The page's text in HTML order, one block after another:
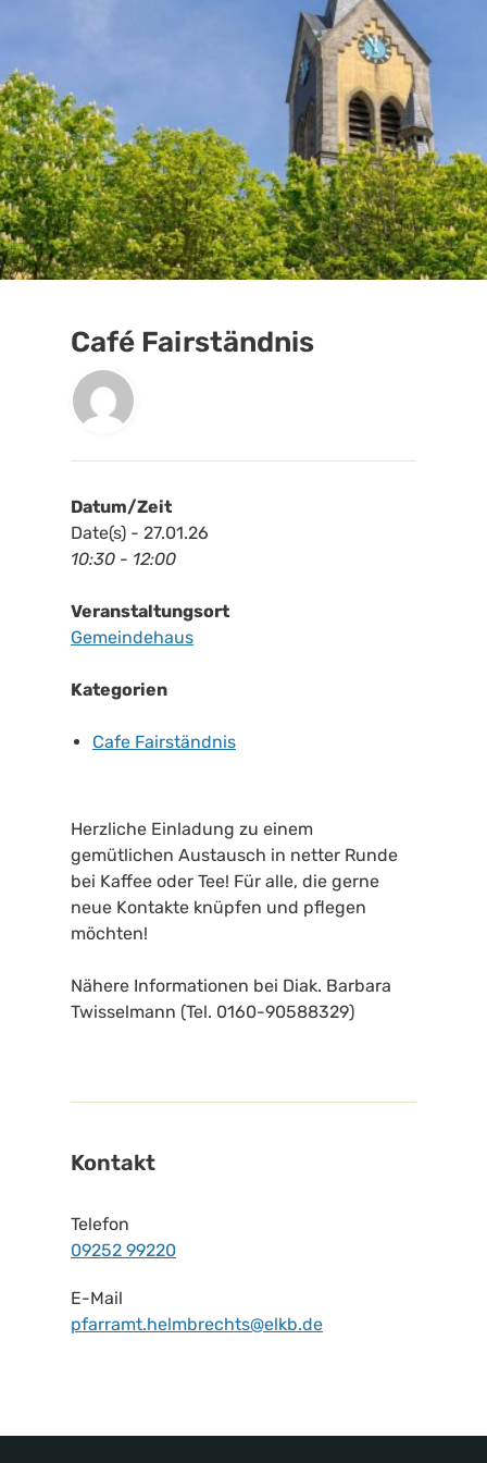
Café Fairständnis
Datum/Zeit
Date(s) - 27.01.26
10:30 - 12:00
Veranstaltungsort
Gemeindehaus
Kategorien
Cafe Fairständnis
Herzliche Einladung zu einem
gemütlichen Austausch in netter Runde
bei Kaffee oder Tee! Für alle, die gerne
neue Kontakte knüpfen und pflegen
möchten!
Nähere Informationen bei Diak. Barbara
Twisselmann (Tel. 0160-90588329)
Kontakt
Telefon
09252 99220
E-Mail
pfarramt.helmbrechts@elkb.de